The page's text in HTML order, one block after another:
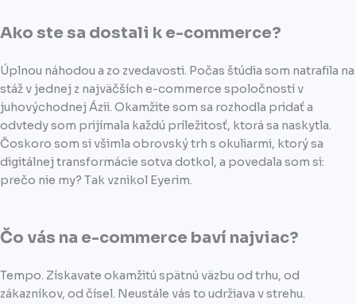
Ako ste sa dostali k e-commerce?
Úplnou náhodou a zo zvedavosti. Počas štúdia som natrafila na
stáž v jednej z najväčších e-commerce spoločností v
juhovýchodnej Ázii. Okamžite som sa rozhodla pridať a
odvtedy som prijímala každú príležitosť, ktorá sa naskytla.
Čoskoro som si všimla obrovský trh s okuliarmi, ktorý sa
digitálnej transformácie sotva dotkol, a povedala som si:
prečo nie my? Tak vznikol Eyerim.
Čo vás na e-commerce baví najviac?
Tempo. Získavate okamžitú spätnú väzbu od trhu, od
zákazníkov, od čísel. Neustále vás to udržiava v strehu.